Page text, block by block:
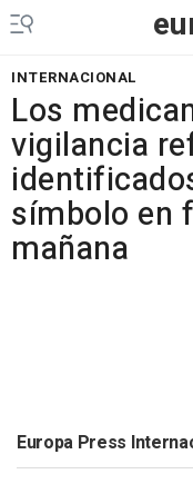
INTERNACIONAL
Los
vigilancia
símbolo en
mañana
Europa Press